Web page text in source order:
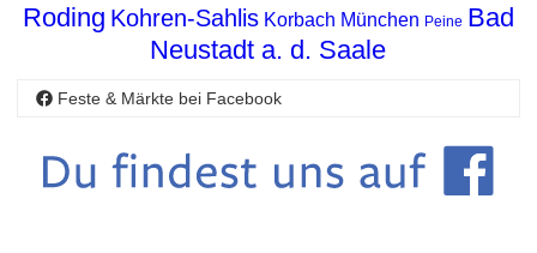
Roding Kohren-Sahlis Korbach München Peine Bad
Neustadt a. d. Saale
Feste & Märkte bei Facebook